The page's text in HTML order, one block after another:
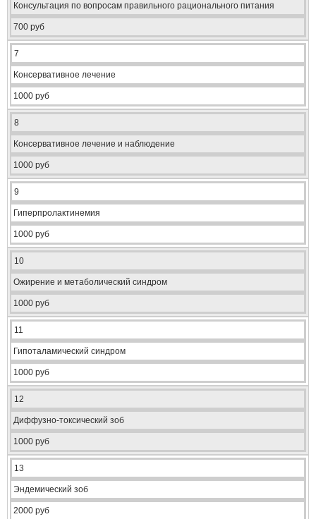
Консультация по вопросам правильного рационального питания
700 руб
7
Консервативное лечение
1000 руб
8
Консервативное лечение и наблюдение
1000 руб
9
Гиперпролактинемия
1000 руб
10
Ожирение и метаболический синдром
1000 руб
11
Гипоталамический синдром
1000 руб
12
Диффузно-токсический зоб
1000 руб
13
Эндемический зоб
2000 руб